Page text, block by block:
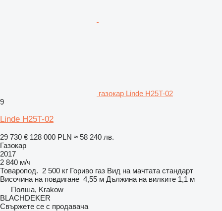
газокар Linde H25T-02
9
Linde H25T-02
29 730 € 128 000 PLN ≈ 58 240 лв.
Газокар
2017
2 840 м/ч
Товаропод. 2 500 кг Гориво газ Вид на мачтата стандарт
Височина на повдигане 4,55 м Дължина на вилките 1,1 м
Полша, Krakow
BLACHDEKER
Свържете се с продавача